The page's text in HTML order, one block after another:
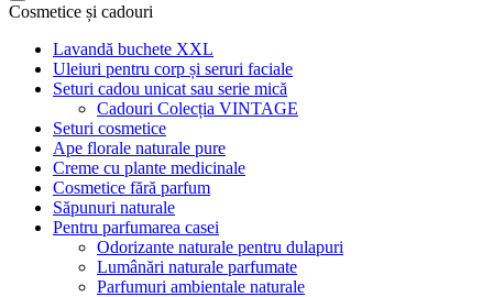
Cosmetice și cadouri
Lavandă buchete XXL
Uleiuri pentru corp și seruri faciale
Seturi cadou unicat sau serie mică
Cadouri Colecția VINTAGE
Seturi cosmetice
Ape florale naturale pure
Creme cu plante medicinale
Cosmetice fără parfum
Săpunuri naturale
Pentru parfumarea casei
Odorizante naturale pentru dulapuri
Lumânări naturale parfumate
Parfumuri ambientale naturale